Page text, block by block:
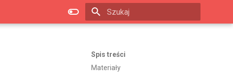
Spis treści
Materiały